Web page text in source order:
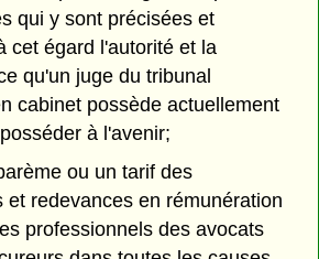
qui y sont précisées et
cet égard l'autorité et la
qu'un juge du tribunal
cabinet possède actuellement
à l'avenir;
ou un tarif des
et redevances en rémunération
professionnels des avocats